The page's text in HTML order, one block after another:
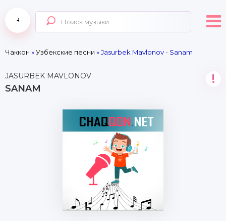
Чаккон »Узбекские песни » Jasurbek Mavlonov - Sanam
JASURBEK MAVLONOV
SANAM
!